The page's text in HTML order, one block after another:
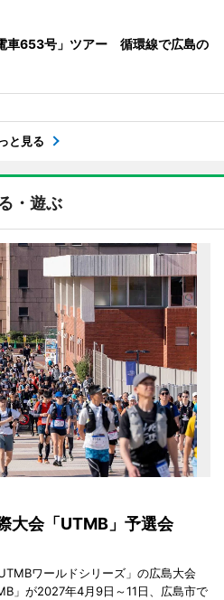
車653号」ツアー 循環線で広島の
と見る
・遊ぶ
大会「UTMB」予選会
ワールドシリーズ」の広島大会
」が2027年4月9日～11日、広島市で